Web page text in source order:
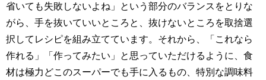
省いても失敗しないよね」という部分のバランスをとりな
がら、手を抜いていいところと、抜けないところを取捨選
択してレシピを組み立てています。それから、「これなら
作れる」「作ってみたい」と思っていただけるように、食
材は極力どこのスーパーでも手に入るもの、特別な調味料